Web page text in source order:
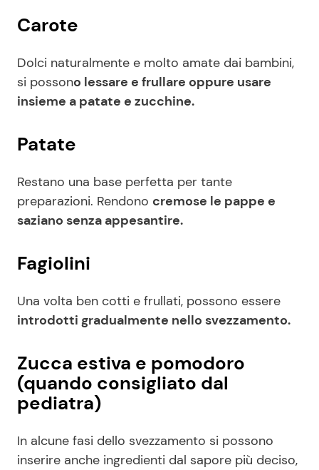
Carote
Dolci naturalmente e molto amate dai bambini,
si possono lessare e frullare oppure usare
insieme a patate e zucchine.
Patate
Restano una base perfetta per tante
preparazioni. Rendono cremose le pappe e
saziano senza appesantire.
Fagiolini
Una volta ben cotti e frullati, possono essere
introdotti gradualmente nello svezzamento.
Zucca estiva e pomodoro
(quando consigliato dal
pediatra)
In alcune fasi dello svezzamento si possono
inserire anche ingredienti dal sapore più deciso,